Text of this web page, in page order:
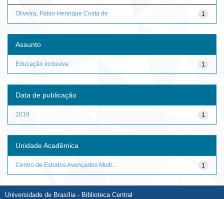
1
Oliveira, Fábio Henrique Costa de
Assunto
1
Educação inclusiva
Data de publicação
1
2019
Unidade Acadêmica
1
Centro de Estudos Avançados Multi...
Universidade de Brasília - Biblioteca Central